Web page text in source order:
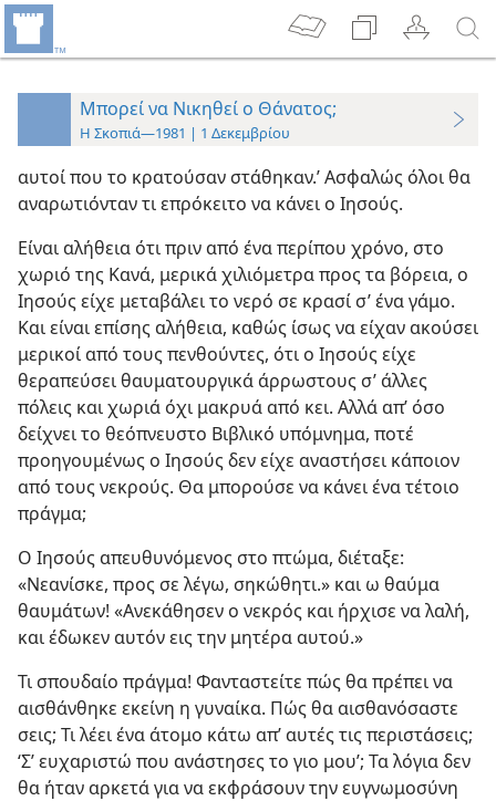
Μπορεί να Νικηθεί ο Θάνατος;
Η Σκοπιά—1981 | 1 Δεκεμβρίου
αυτοί που το κρατούσαν στάθηκαν.’ Ασφαλώς όλοι θα
αναρωτιόνταν τι επρόκειτο να κάνει ο Ιησούς.
Είναι αλήθεια ότι πριν από ένα περίπου χρόνο, στο
χωριό της Κανά, μερικά χιλιόμετρα προς τα βόρεια, ο
Ιησούς είχε μεταβάλει το νερό σε κρασί σ’ ένα γάμο.
Και είναι επίσης αλήθεια, καθώς ίσως να είχαν ακούσει
μερικοί από τους πενθούντες, ότι ο Ιησούς είχε
θεραπεύσει θαυματουργικά άρρωστους σ’ άλλες
πόλεις και χωριά όχι μακρυά από κει. Αλλά απ’ όσο
δείχνει το θεόπνευστο Βιβλικό υπόμνημα, ποτέ
προηγουμένως ο Ιησούς δεν είχε αναστήσει κάποιον
από τους νεκρούς. Θα μπορούσε να κάνει ένα τέτοιο
πράγμα;
Ο Ιησούς απευθυνόμενος στο πτώμα, διέταξε:
«Νεανίσκε, προς σε λέγω, σηκώθητι.» και ω θαύμα
θαυμάτων! «Ανεκάθησεν ο νεκρός και ήρχισε να λαλή,
και έδωκεν αυτόν εις την μητέρα αυτού.»
Τι σπουδαίο πράγμα! Φανταστείτε πώς θα πρέπει να
αισθάνθηκε εκείνη η γυναίκα. Πώς θα αισθανόσαστε
σεις; Τι λέει ένα άτομο κάτω απ’ αυτές τις περιστάσεις;
‘Σ’ ευχαριστώ που ανάστησες το γιο μου’; Τα λόγια δεν
θα ήταν αρκετά για να εκφράσουν την ευγνωμοσύνη